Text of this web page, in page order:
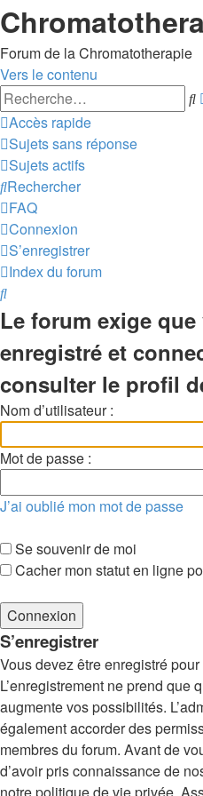
Forum de la Chromatotherapie
Vers le contenu
Accès rapide
Sujets sans réponse
Sujets actifs
Rechercher
FAQ
Connexion
S’enregistrer
Index du forum
Rechercher
Le forum exige
enregistré et
consulter le profil
Nom d’utilisateur :
Mot de passe :
J’ai oublié mon mot de passe
Se souvenir de moi
Cacher mon statut en ligne
S’enregistrer
Vous devez être enregistré
L’enregistrement ne prend que
augmente vos possibilités.
également accorder des
membres du forum. Avant de
d’avoir pris connaissance de